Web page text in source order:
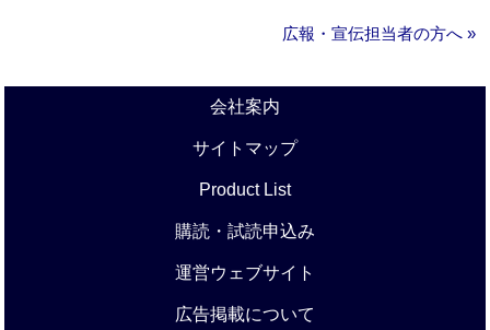
広報・宣伝担当者の方へ »
会社案内
サイトマップ
Product List
購読・試読申込み
運営ウェブサイト
広告掲載について